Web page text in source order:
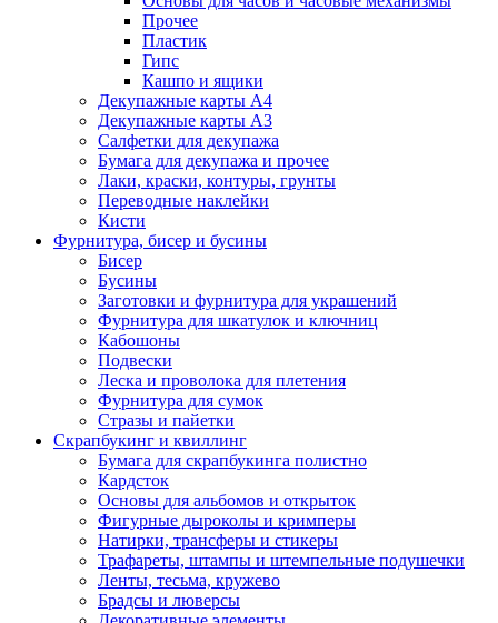
Прочее
Пластик
Гипс
Кашпо и ящики
Декупажные карты А4
Декупажные карты А3
Салфетки для декупажа
Бумага для декупажа и прочее
Лаки, краски, контуры, грунты
Переводные наклейки
Кисти
Фурнитура, бисер и бусины
Бисер
Бусины
Заготовки и фурнитура для украшений
Фурнитура для шкатулок и ключниц
Кабошоны
Подвески
Леска и проволока для плетения
Фурнитура для сумок
Стразы и пайетки
Скрапбукинг и квиллинг
Бумага для скрапбукинга полистно
Кардсток
Основы для альбомов и открыток
Фигурные дыроколы и кримперы
Натирки, трансферы и стикеры
Трафареты, штампы и штемпельные подушечки
Ленты, тесьма, кружево
Брадсы и люверсы